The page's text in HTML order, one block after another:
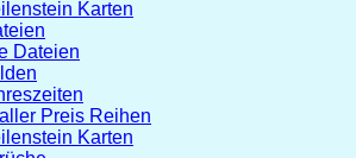
Karten
Dateien
Preis Reihen
Karten